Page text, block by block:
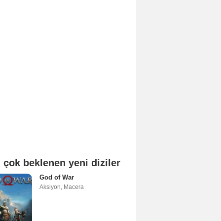
çok beklenen yeni diziler
God of War
Aksiyon, Macera